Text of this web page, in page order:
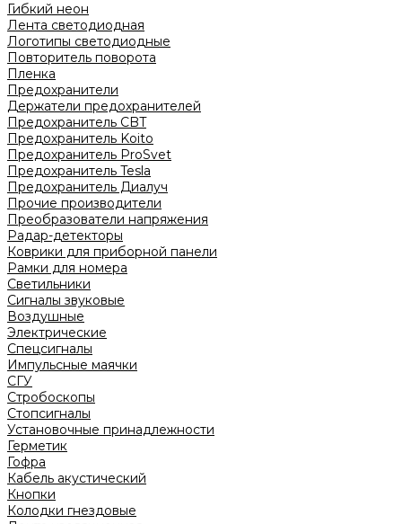
Гибкий неон
Лента светодиодная
Логотипы светодиодные
Повторитель поворота
Пленка
Предохранители
Держатели предохранителей
Предохранитель CBT
Предохранитель Koito
Предохранитель ProSvet
Предохранитель Tesla
Предохранитель Диалуч
Прочие производители
Преобразователи напряжения
Радар-детекторы
Коврики для приборной панели
Рамки для номера
Светильники
Сигналы звуковые
Воздушные
Электрические
Спецсигналы
Импульсные маячки
СГУ
Стробоскопы
Стопсигналы
Установочные принадлежности
Герметик
Гофра
Кабель акустический
Кнопки
Колодки гнездовые